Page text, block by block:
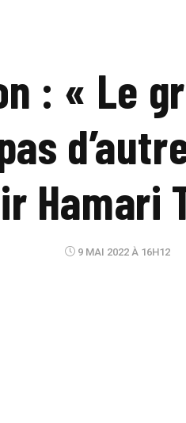
: « Le
Hamari
9 MAI 2022 À 16H12